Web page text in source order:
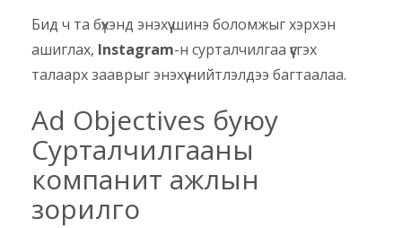
Бид ч та бүхэнд энэхүү шинэ боломжыг хэрхэн
ашиглах, Instagram-н сурталчилгаа үүсгэх
талаарх зааврыг энэхүү нийтлэлдээ багтаалаа.
Ad Objectives буюу
Сурталчилгааны
компанит ажлын
зорилго